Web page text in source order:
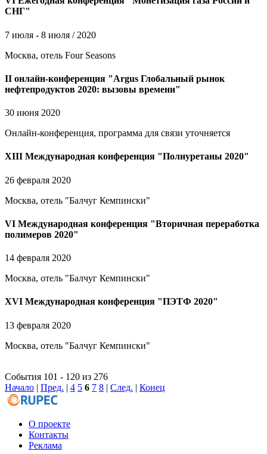
СНГ"
7 июля - 8 июля / 2020
Москва, отель Four Seasons
II онлайн-конференция "Argus Глобальный рынок
нефтепродуктов 2020: вызовы времени"
30 июня 2020
Онлайн-конференция, программа для связи уточняется
XIII Международная конференция "Полиуретаны 2020"
26 февраля 2020
Москва, отель "Балчуг Кемпински"
VI Международная конференция "Вторичная переработка
полимеров 2020"
14 февраля 2020
Москва, отель "Балчуг Кемпински"
XVI Международная конференция "ПЭТФ 2020"
13 февраля 2020
Москва, отель "Балчуг Кемпински"
События 101 - 120 из 276
Начало | Пред. | 4 5 6 7 8 | След. | Конец
О проекте
Контакты
Реклама